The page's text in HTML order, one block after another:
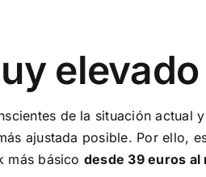
de la situación actual
ajustada posible. Por ello,
más básico desde 39 euros al